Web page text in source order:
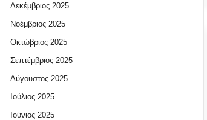
Δεκέμβριος 2025
Νοέμβριος 2025
Οκτώβριος 2025
Σεπτέμβριος 2025
Αύγουστος 2025
Ιούλιος 2025
Ιούνιος 2025